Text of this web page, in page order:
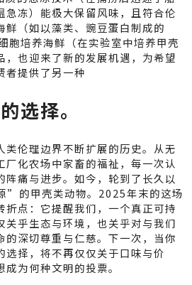
急冻）能极大保留风味，且符合伦
鲜（如以藻类、豌豆蛋白制成的
培养海鲜（在实验室中培养甲壳
，也迎来了新的发展机遇，为希望
者提供了另一种
选择。
类伦理边界不断扩展的历史。从无
厂化农场中家畜的福祉，每一次认
阵痛与进步。如今，轮到了长久以
”的甲壳类动物。2025年末的这场
折点：它提醒我们，一个真正可持
关乎生态与环境，也关乎对与我们
的深切尊重与仁慈。下一次，当你
选择，将不再仅仅关于口味与价
为何种文明的投票。